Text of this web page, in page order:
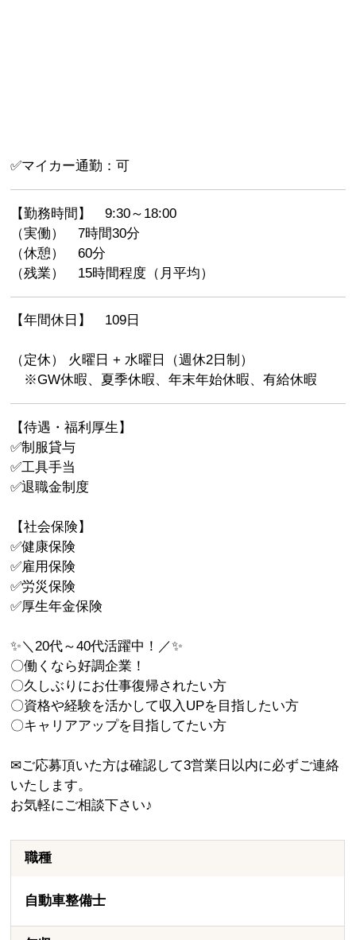
✅マイカー通勤：可
【勤務時間】 9:30～18:00
（実働） 7時間30分
（休憩） 60分
（残業） 15時間程度（月平均）
【年間休日】 109日
（定休） 火曜日 + 水曜日（週休2日制）
※GW休暇、夏季休暇、年末年始休暇、有給休暇
【待遇・福利厚生】
✅制服貸与
✅工具手当
✅退職金制度
【社会保険】
✅健康保険
✅雇用保険
✅労災保険
✅厚生年金保険
✨＼20代～40代活躍中！／✨
〇働くなら好調企業！
〇久しぶりにお仕事復帰されたい方
〇資格や経験を活かして収入UPを目指したい方
〇キャリアアップを目指してたい方
✉ご応募頂いた方は確認して3営業日以内に必ずご連絡
いたします。
お気軽にご相談下さい♪
職種
自動車整備士